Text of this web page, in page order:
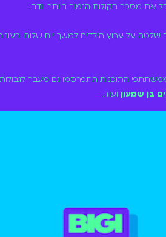
את מספר הקולות הנמוך ביותר יודח.
ממשתתפי התוכנית התפרסמו גם מעבר
בן שמעון ועוד.